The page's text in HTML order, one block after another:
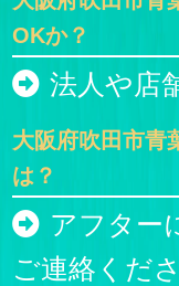
OKか？
法人や店
大阪府吹田市青
は？
アフター
ご連絡くださ